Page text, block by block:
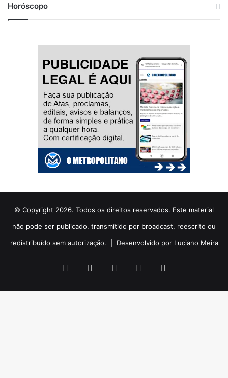
Horóscopo
© Copyright 2026. Todos os direitos reservados. Este material
não pode ser publicado, transmitido por broadcast, reescrito ou
redistribuído sem autorização. | Desenvolvido por Luciano Meira
Facebook YouTubeInstagram